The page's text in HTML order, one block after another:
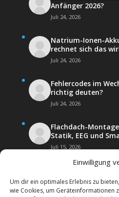
Einwilligung
Um dir ein optimales Erlebnis zu
wie Cookies, um Geräteinformationen
Anfänger 2026?
Juli 24, 2026
Natrium-Ionen-
rechnet sich das
Juli 24, 2026
Fehlercodes im
richtig deuten?
Juli 24, 2026
Flachdach-
Statik, EEG und
Juli 15, 2026